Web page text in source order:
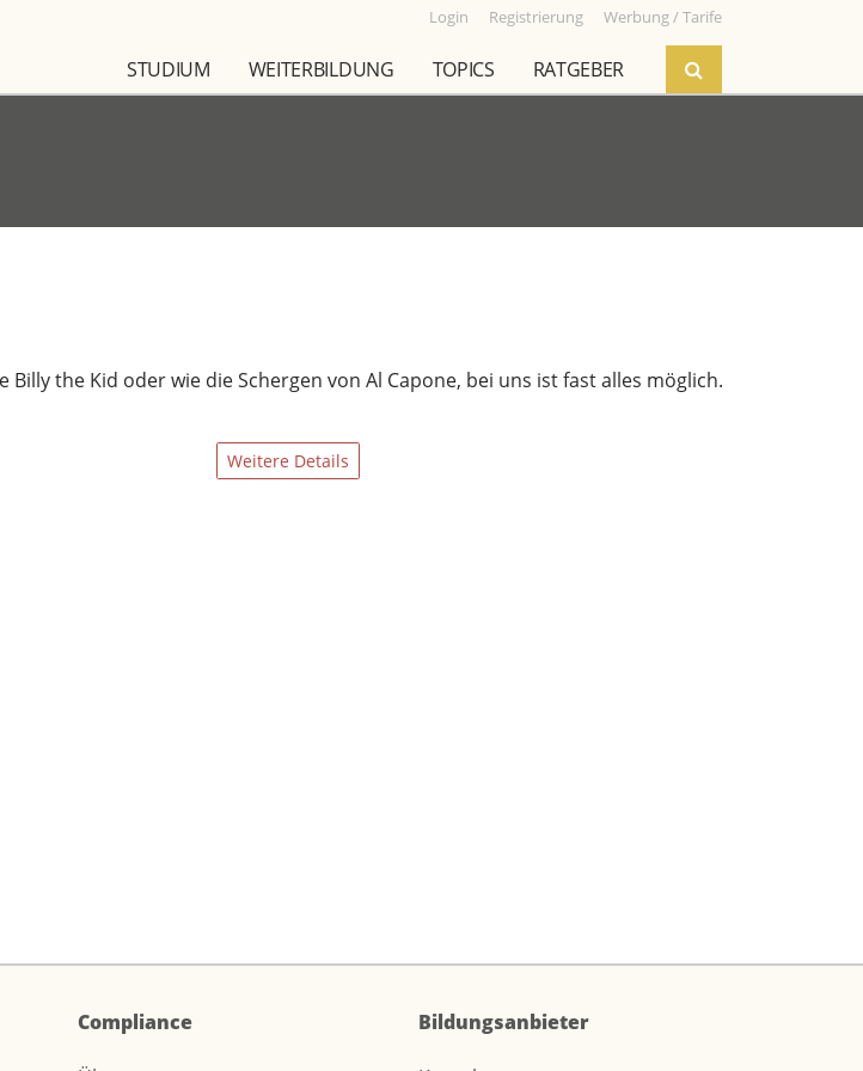
Login Registrierung Werbung / Tarife
STUDIUM WEITERBILDUNG TOPICS RATGEBER
Billy the Kid oder wie die Schergen von Al Capone, bei uns ist fast alles möglich.
Weitere Details
Compliance Bildungsanbieter